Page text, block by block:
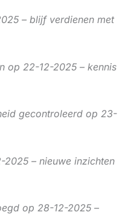
– blijf verdienen met
op 22-12-2025 – kennis
gecontroleerd op 23-
– nieuwe inzichten
op 28-12-2025 –